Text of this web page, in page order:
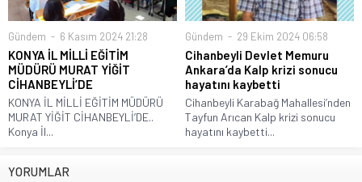
Gündem 6 Kasım 2024 21:28
KONYA İL MİLLİ EĞİTİM
MÜDÜRÜ MURAT YİĞİT
CİHANBEYLİ’DE
KONYA İL MİLLİ EĞİTİM MÜDÜRÜ
MURAT YİĞİT CİHANBEYLİ’DE..
Konya İl...
Gündem 29 Ekim 2024 06:58
Cihanbeyli Devlet Memuru
Ankara’da Kalp krizi sonucu
hayatını kaybetti
Cihanbeyli Karabağ Mahallesi’nden
Tayfun Arıcan Kalp krizi sonucu
hayatını kaybetti...
YORUMLAR